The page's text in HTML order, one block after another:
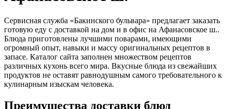
Сервисная служба «Бакинского бульвара» предлагает заказать
готовую еду с доставкой на дом и в офис на Афанасовское ш..
Блюда приготовлены лучшими поварами, имеющими
огромный опыт, навыки и массу оригинальных рецептов в
запасе. Каталог сайта заполнен множеством рецептов
различных кухонь всего мира. Вкусные блюда из свежайших
продуктов не оставят равнодушным самого требовательного к
кулинарным изыскам человека.
Преимущества доставки блюд